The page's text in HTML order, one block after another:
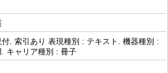
付. 索引あり 表現種別 : テキスト. 機器種別 :
. キャリア種別 : 冊子